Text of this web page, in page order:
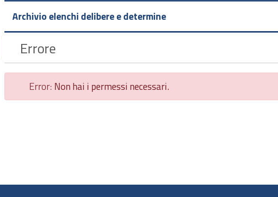
Archivio elenchi delibere e determine
Errore
Error: Non hai i permessi necessari.